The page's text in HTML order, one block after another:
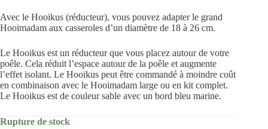
Avec le Hooikus (réducteur), vous pouvez adapter le grand
Hooimadam aux casseroles d’un diamètre de 18 à 26 cm.
Le Hooikus est un réducteur que vous placez autour de votre
poêle. Cela réduit l’espace autour de la poêle et augmente
l’effet isolant. Le Hooikus peut être commandé à moindre coût
en combinaison avec le Hooimadam large ou en kit complet.
Le Hooikus est de couleur sable avec un bord bleu marine.
Rupture de stock